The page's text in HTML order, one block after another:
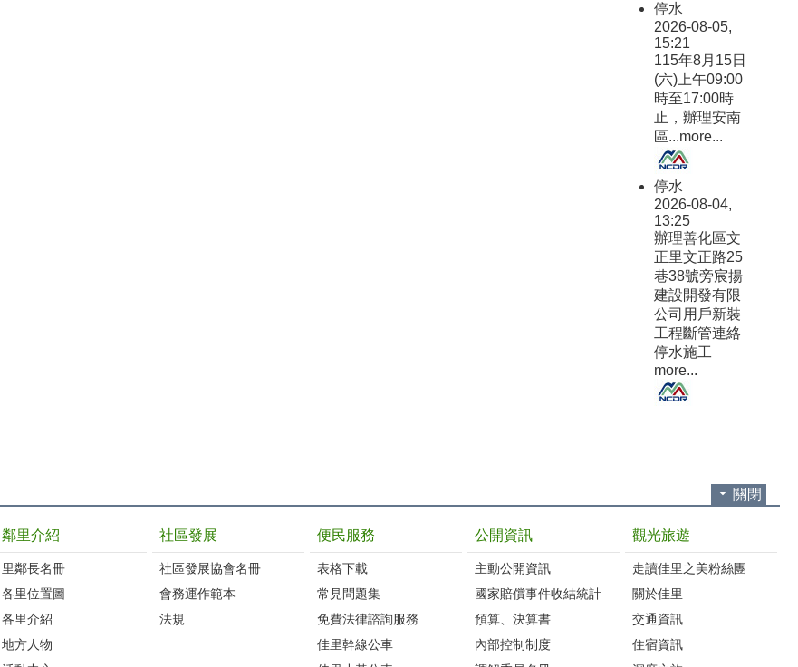
停水
2026-08-05,
15:21
115年8月15日
(六)上午09:00
時至17:00時
止，辦理安南
區...more...
停水
2026-08-04,
13:25
辦理善化區文
正里文正路25
巷38號旁宸揚
建設開發有限
公司用戶新裝
工程斷管連絡
停水施工
more...
關閉
鄰里介紹
里鄰長名冊
各里位置圖
各里介紹
地方人物
社區發展
社區發展協會名冊
會務運作範本
法規
便民服務
表格下載
常見問題集
免費法律諮詢服務
佳里幹線公車
公開資訊
主動公開資訊
國家賠償事件收結統計
預算、決算書
內部控制制度
觀光旅遊
走讀佳里之美粉絲團
關於佳里
交通資訊
住宿資訊